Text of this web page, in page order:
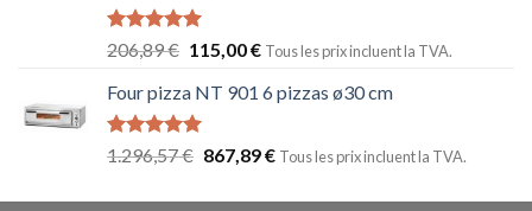
Note5.00
sur 5
206,89€ 115,00€ Tous les prix incluent la TVA.
Four pizza NT 901 6 pizzas ø30 cm
Note5.00
1.296,57€ 867,89€ Tous les prix incluent la TVA.